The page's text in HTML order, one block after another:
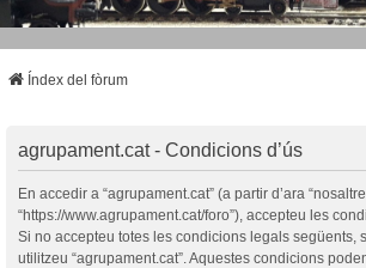
Índex del fòrum
agrupament.cat - Condicions d’ús
En accedir a “agrupament.cat” (a partir d’ara
“https://www.agrupament.cat/foro”), accepteu les
Si no accepteu totes les condicions legals següents,
utilitzeu “agrupament.cat”. Aquestes condicions